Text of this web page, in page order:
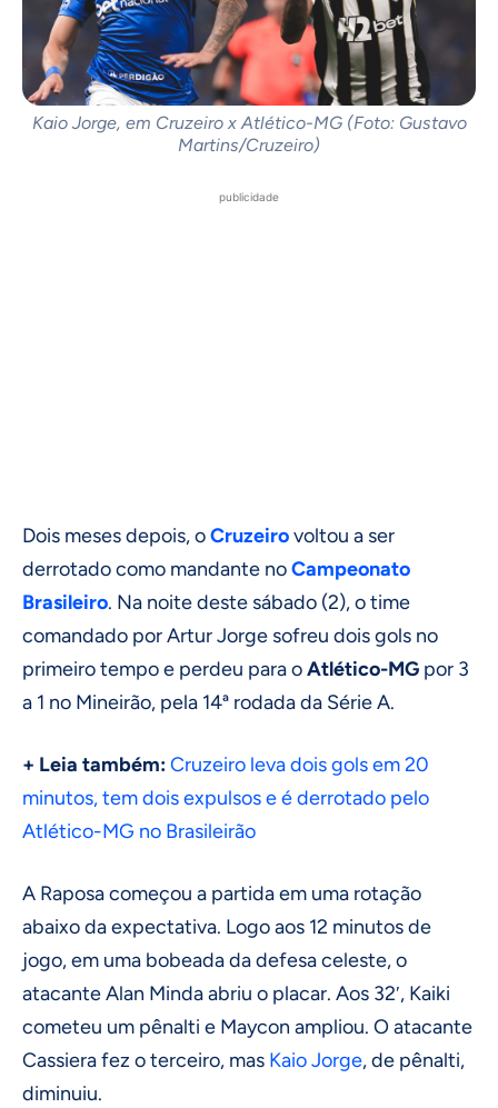
Kaio Jorge, em Cruzeiro x Atlético-MG (Foto: Gustavo
Martins/Cruzeiro)
publicidade
Dois meses depois, oCruzeirovoltou a ser
derrotado como mandante noCampeonato
Brasileiro. Na noite deste sábado (2), o time
comandado por Artur Jorge sofreu dois gols no
primeiro tempo e perdeu para oAtlético-MG por 3
a 1 no Mineirão, pela 14ª rodada da Série A.
+ Leia também:Cruzeiro leva dois gols em 20
minutos, tem dois expulsos e é derrotado pelo
Atlético-MG no Brasileirão
A Raposa começou a partida em uma rotação
abaixo da expectativa. Logo aos 12 minutos de
jogo, em uma bobeada da defesa celeste, o
atacante Alan Minda abriu o placar. Aos 32′, Kaiki
cometeu um pênalti e Maycon ampliou. O atacante
Cassiera fez o terceiro, mas Kaio Jorge, de pênalti,
diminuiu.